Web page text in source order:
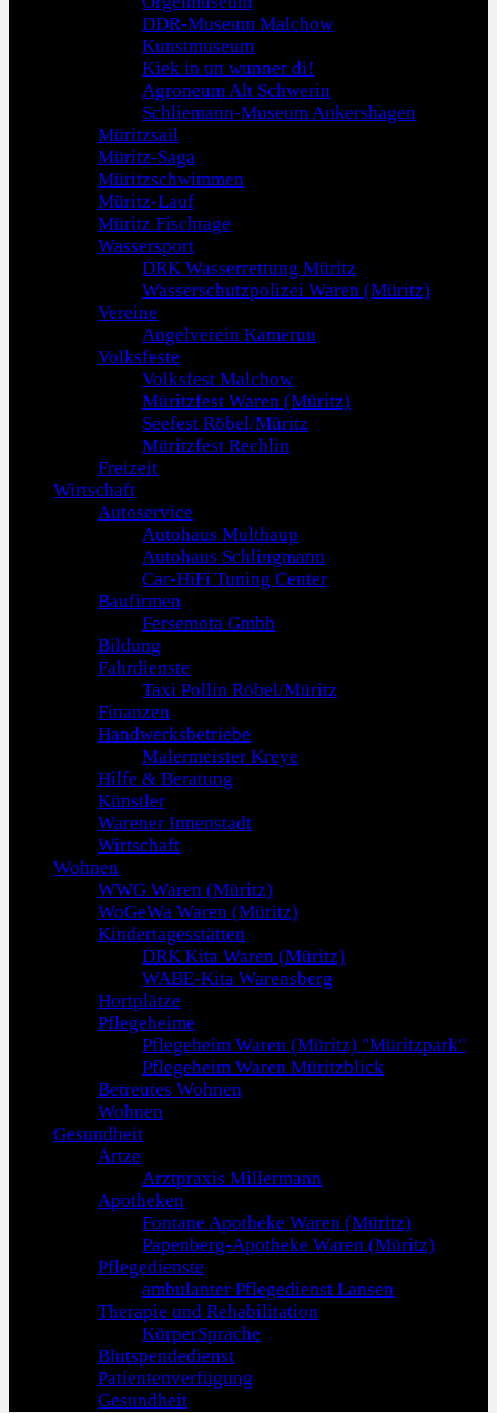
DDR-Museum Malchow
Kunstmuseum
Kiek in un wunner di!
Agroneum Alt Schwerin
Schliemann-Museum Ankershagen
Müritzsail
Müritz-Saga
Müritzschwimmen
Müritz-Lauf
Müritz Fischtage
Wassersport
DRK Wasserrettung Müritz
Wasserschutzpolizei Waren (Müritz)
Vereine
Angelverein Kamerun
Volksfeste
Volksfest Malchow
Müritzfest Waren (Müritz)
Seefest Röbel/Müritz
Müritzfest Rechlin
Freizeit
Wirtschaft
Autoservice
Autohaus Multhaup
Autohaus Schlingmann
Car-HiFi Tuning Center
Baufirmen
Fersemota Gmbh
Bildung
Fahrdienste
Taxi Pollin Röbel/Müritz
Finanzen
Handwerksbetriebe
Malermeister Kreye
Hilfe & Beratung
Künstler
Warener Innenstadt
Wirtschaft
Wohnen
WWG Waren (Müritz)
WoGeWa Waren (Müritz)
Kindertagesstätten
DRK Kita Waren (Müritz)
WABE-Kita Warensberg
Hortplätze
Pflegeheime
Pflegeheim Waren (Müritz) "Müritzpark"
Pflegeheim Waren Müritzblick
Betreutes Wohnen
Wohnen
Gesundheit
Ärtze
Arztpraxis Millermann
Apotheken
Fontane Apotheke Waren (Müritz)
Papenberg-Apotheke Waren (Müritz)
Pflegedienste
ambulanter Pflegedienst Lansen
Therapie und Rehabilitation
KörperSprache
Blutspendedienst
Patientenverfügung
Gesundheit